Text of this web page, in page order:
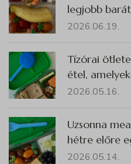
legjobb
2026.06.19.
Tízórai
étel,
2026.05.16.
Uzsonna
hétre előre
2026.05.14.